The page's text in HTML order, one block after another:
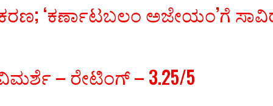
‘ಕರ್ಣಾಟಬಲಂ ಅಜೇಯಂ’ಗೆ
– ರೇಟಿಂಗ್ – 3.25/5